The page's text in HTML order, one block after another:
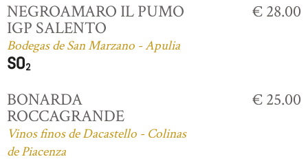
NEGROAMARO IL PUMO
IGP SALENTO
Bodegas de San Marzano - Apulia
€ 28.00
BONARDA
ROCCAGRANDE
Vinos finos de Dacastello - Colinas
de Piacenza
€ 25.00